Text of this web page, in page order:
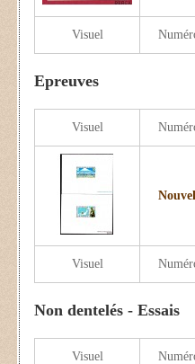
Visuel
Epreuves
Visuel
Visuel
Non dentelés - Essais
Visuel